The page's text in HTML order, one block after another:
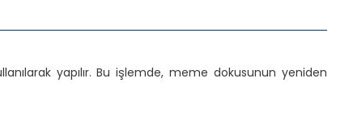
yapılır. Bu işlemde, meme dokusunun yeniden